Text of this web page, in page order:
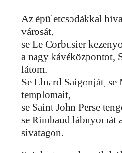
Az épületcsodákkal
városát,
se Le Corbusier
a nagy kávéközpontot,
látom.
Se Eluard Saigonját,
templomait,
se Saint John Perse
se Rimbaud lábnyomát
sivatagon.